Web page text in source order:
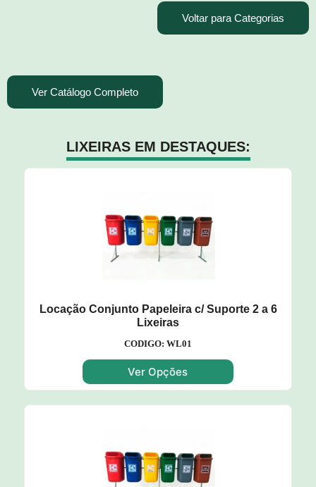
Voltar para Categorias
Ver Catálogo Completo
LIXEIRAS EM DESTAQUES:
Locação Conjunto Papeleira c/ Suporte 2 a 6
Lixeiras
CODIGO: WL01
Ver Opções